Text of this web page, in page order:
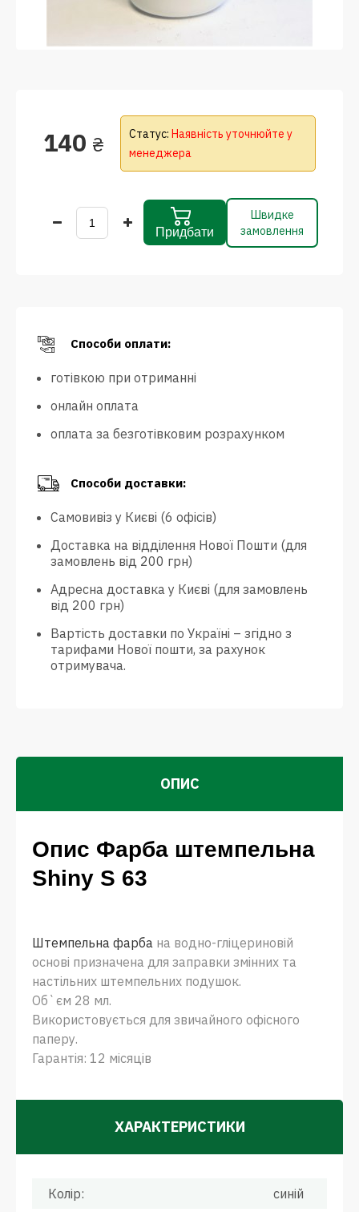
140 ₴ Статус: Наявність уточнюйте у
менеджера
Придбати
Швидке
замовлення
Способи оплати:
готівкою при отриманні
онлайн оплата
оплата за безготівковим розрахунком
Способи доставки:
Самовивіз у Києві (6 офісів)
Доставка на відділення Нової Пошти (для
замовлень від 200 грн)
Адресна доставка у Києві (для замовлень
від 200 грн)
Вартість доставки по Україні – згідно з
тарифами Нової пошти, за рахунок
отримувача.
ОПИС
Опис Фарба штемпельна
Shiny S 63
Штемпельна фарба на водно-гліцериновій
основі призначена для заправки змінних та
настільних штемпельних подушок.
Об`єм 28 мл.
Використовується для звичайного офісного
паперу.
Гарантія: 12 місяців
ХАРАКТЕРИСТИКИ
Колір: синій